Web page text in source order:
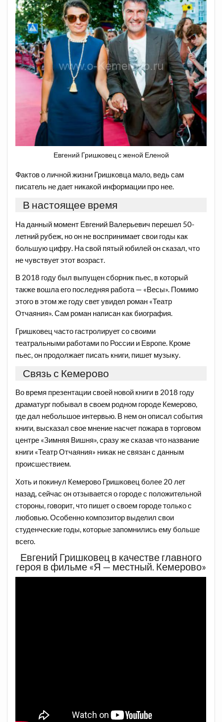
Евгений Гришковец с женой Еленой
Фактов о личной жизни Гришковца мало, ведь сам
писатель не дает никакой информации про нее.
В настоящее время
На данный момент Евгений Валерьевич перешел 50-
летний рубеж, но он не воспринимает свои годы как
большую цифру. На свой пятый юбилей он сказал, что
не чувствует этот возраст.
В 2018 году был выпущен сборник пьес, в который
также вошла его последняя работа — «Весы». Помимо
этого в этом же году свет увидел роман «Театр
Отчаяния». Сам роман написан как биография.
Гришковец часто гастролирует со своими
театральными работами по России и Европе. Кроме
пьес, он продолжает писать книги, пишет музыку.
Связь с Кемерово
Во время презентации своей новой книги в 2018 году
драматург побывал в своем родном городе Кемерово,
где дал небольшое интервью. В нем он описал события
книги, высказал свое мнение насчет пожара в торговом
центре «Зимняя Вишня», сразу же сказав что название
книги «Театр Отчаяния» никак не связан с данным
происшествием.
Хоть и покинул Кемерово Гришковец более 20 лет
назад, сейчас он отзывается о городе с положительной
стороны, говорит, что пишет о своем городе только с
любовью. Особенно композитор выделил свои
студенческие годы, которые запомнились ему больше
всего.
Евгений Гришковец в качестве главного
героя в фильме «Я — местный. Кемерово»